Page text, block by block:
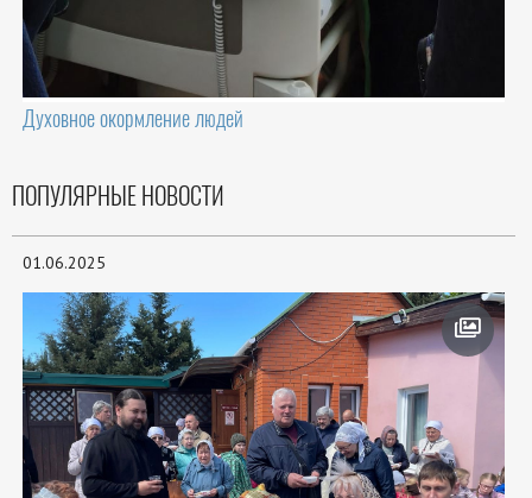
Духовное окормление людей
ПОПУЛЯРНЫЕ НОВОСТИ
01.06.2025